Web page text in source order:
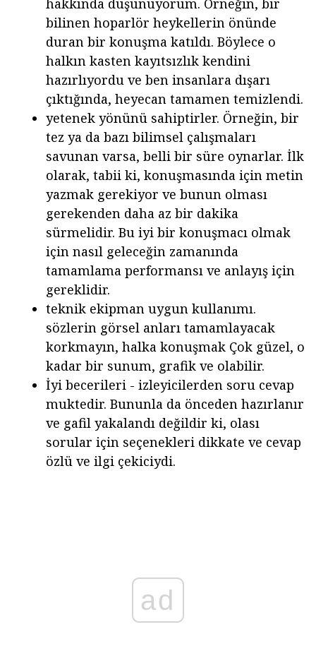
hakkında düşünüyorum. Örneğin, bir
bilinen hoparlör heykellerin önünde
duran bir konuşma katıldı. Böylece o
halkın kasten kayıtsızlık kendini
hazırlıyordu ve ben insanlara dışarı
çıktığında, heyecan tamamen temizlendi.
yetenek yönünü sahiptirler. Örneğin, bir
tez ya da bazı bilimsel çalışmaları
savunan varsa, belli bir süre oynarlar. İlk
olarak, tabii ki, konuşmasında için metin
yazmak gerekiyor ve bunun olması
gerekenden daha az bir dakika
sürmelidir. Bu iyi bir konuşmacı olmak
için nasıl geleceğin zamanında
tamamlama performansı ve anlayış için
gereklidir.
teknik ekipman uygun kullanımı.
sözlerin görsel anları tamamlayacak
korkmayın, halka konuşmak Çok güzel, o
kadar bir sunum, grafik ve olabilir.
İyi becerileri - izleyicilerden soru cevap
muktedir. Bununla da önceden hazırlanır
ve gafil yakalandı değildir ki, olası
sorular için seçenekleri dikkate ve cevap
özlü ve ilgi çekiciydi.
ad